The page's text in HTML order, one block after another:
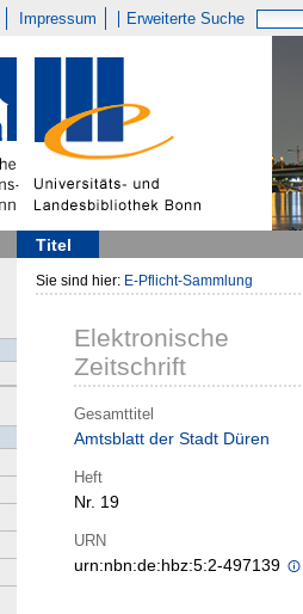
Impressum Erweiterte Suche
Titel
Sie sind hier: E-Pflicht-Sammlung
Elektronische
Zeitschrift
Gesamttitel
Amtsblatt der Stadt Düren
Heft
Nr. 19
URN
urn:nbn:de:hbz:5:2-497139